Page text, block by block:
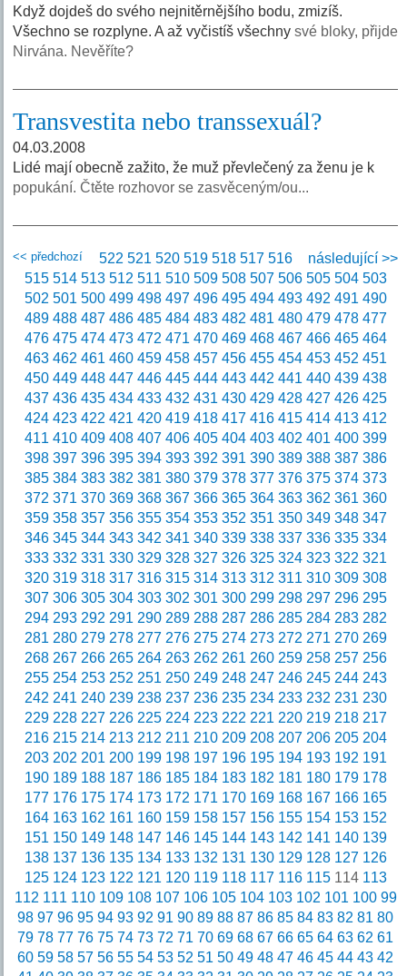
Když dojdeš do svého nejnitěrnějšího bodu, zmizíš.
Všechno se rozplyne. A až vyčistíš všechnysvé bloky, přijde
Nirvána. Nevěříte?
Transvestita nebo transsexuál?
04.03.2008
Lidé mají obecně zažito, že muž převlečený za ženu je k
popukání. Čtěte rozhovor se zasvěceným/ou...
<< předchozí následující >>
522 521 520 519 518 517 516
515 514 513 512 511 510 509 508 507 506 505 504 503
502 501 500 499 498 497 496 495 494 493 492 491 490
489 488 487 486 485 484 483 482 481 480 479 478 477
476 475 474 473 472 471 470 469 468 467 466 465 464
463 462 461 460 459 458 457 456 455 454 453 452 451
450 449 448 447 446 445 444 443 442 441 440 439 438
437 436 435 434 433 432 431 430 429 428 427 426 425
424 423 422 421 420 419 418 417 416 415 414 413 412
411 410 409 408 407 406 405 404 403 402 401 400 399
398 397 396 395 394 393 392 391 390 389 388 387 386
385 384 383 382 381 380 379 378 377 376 375 374 373
372 371 370 369 368 367 366 365 364 363 362 361 360
359 358 357 356 355 354 353 352 351 350 349 348 347
346 345 344 343 342 341 340 339 338 337 336 335 334
333 332 331 330 329 328 327 326 325 324 323 322 321
320 319 318 317 316 315 314 313 312 311 310 309 308
307 306 305 304 303 302 301 300 299 298 297 296 295
294 293 292 291 290 289 288 287 286 285 284 283 282
281 280 279 278 277 276 275 274 273 272 271 270 269
268 267 266 265 264 263 262 261 260 259 258 257 256
255 254 253 252 251 250 249 248 247 246 245 244 243
242 241 240 239 238 237 236 235 234 233 232 231 230
229 228 227 226 225 224 223 222 221 220 219 218 217
216 215 214 213 212 211 210 209 208 207 206 205 204
203 202 201 200 199 198 197 196 195 194 193 192 191
190 189 188 187 186 185 184 183 182 181 180 179 178
177 176 175 174 173 172 171 170 169 168 167 166 165
164 163 162 161 160 159 158 157 156 155 154 153 152
151 150 149 148 147 146 145 144 143 142 141 140 139
138 137 136 135 134 133 132 131 130 129 128 127 126
125 124 123 122 121 120 119 118 117 116 115114 113
112 111 110 109 108 107 106 105 104 103 102 101 100 99
98 97 96 95 94 93 92 91 90 89 88 87 86 85 84 83 82 81 80
79 78 77 76 75 74 73 72 71 70 69 68 67 66 65 64 63 62 61
60 59 58 57 56 55 54 53 52 51 50 49 48 47 46 45 44 43 42